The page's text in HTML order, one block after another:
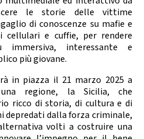
le storie delle vittime
di conoscenze su mafie e
cellulari e cuffie, per rendere
immersiva, interessante e
più giovane.
in piazza il 21 marzo 2025 a
regione, la Sicilia, che
ricco di storia, di cultura e di
depredati dalla forza criminale,
volti a costruire una